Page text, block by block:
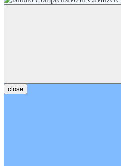
close